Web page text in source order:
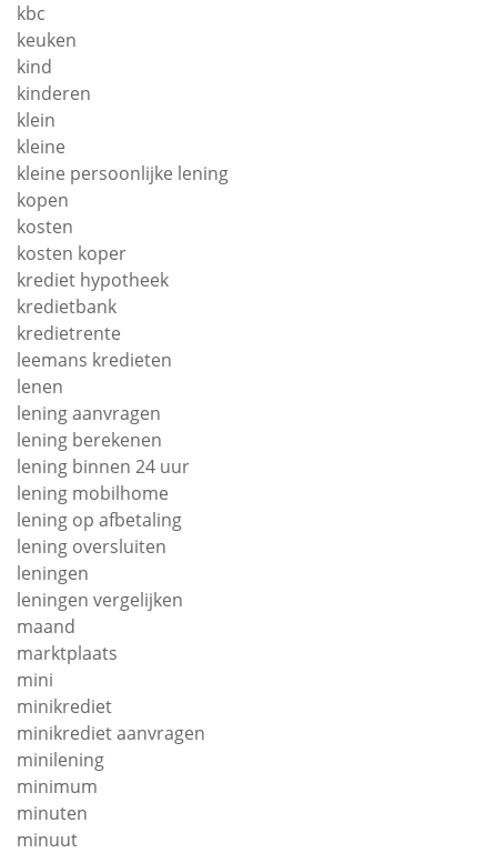
kbc
keuken
kind
kinderen
klein
kleine
kleine persoonlijke lening
kopen
kosten
kosten koper
krediet hypotheek
kredietbank
kredietrente
leemans kredieten
lenen
lening aanvragen
lening berekenen
lening binnen 24 uur
lening mobilhome
lening op afbetaling
lening oversluiten
leningen
leningen vergelijken
maand
marktplaats
mini
minikrediet
minikrediet aanvragen
minilening
minimum
minuten
minuut